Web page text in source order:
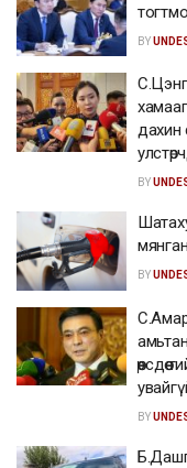
BY
дахин
BY
BY
BY